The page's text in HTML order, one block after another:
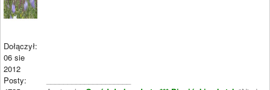
Dołączył:
06 sie
2012
Posty: